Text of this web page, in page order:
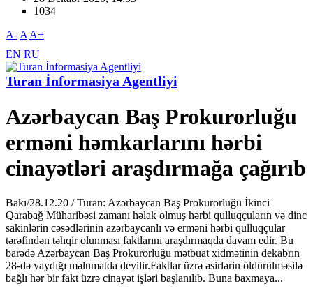
1034
A- A A+
EN RU
Turan İnformasiya Agentliyi
Azərbaycan Baş Prokurorluğu
erməni həmkarlarını hərbi
cinayətləri araşdırmağa çağırıb
Bakı/28.12.20 / Turan: Azərbaycan Baş Prokurorluğu İkinci
Qarabağ Müharibəsi zamanı həlak olmuş hərbi qulluqçuların və dinc
sakinlərin cəsədlərinin azərbaycanlı və erməni hərbi qulluqçular
tərəfindən təhqir olunması faktlarını araşdırmaqda davam edir. Bu
barədə Azərbaycan Baş Prokurorluğu mətbuat xidmətinin dekabrın
28-də yaydığı məlumatda deyilir.Faktlar üzrə əsirlərin öldürülməsilə
bağlı hər bir fakt üzrə cinayət işləri başlanılıb. Buna baxmaya...